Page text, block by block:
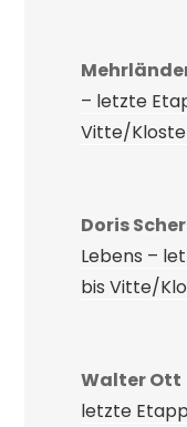
– letzte
Vitte/
Doris
Lebens –
bis Vitte/
Walter Ott
letzte